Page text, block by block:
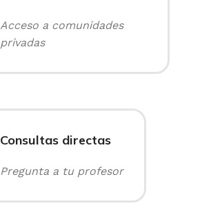
Acceso a comunidades
privadas
Consultas directas
Pregunta a tu profesor